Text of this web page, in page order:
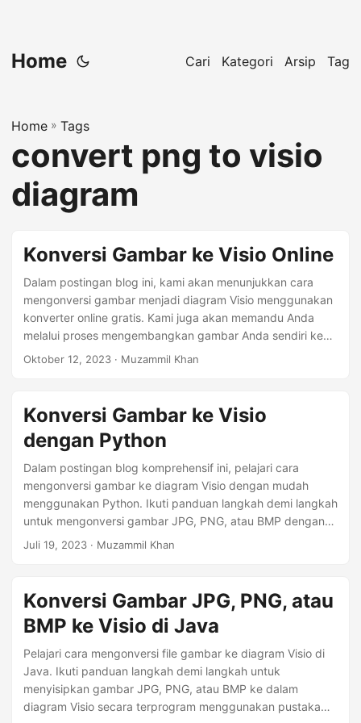
Home Cari Kategori Arsip Tag
Home » Tags
convert png to visio
diagram
Konversi Gambar ke Visio Online
Dalam postingan blog ini, kami akan menunjukkan cara
mengonversi gambar menjadi diagram Visio menggunakan
konverter online gratis. Kami juga akan memandu Anda
melalui proses mengembangkan gambar Anda sendiri ke
konverter Visio secara terprogram.
Oktober 12, 2023 · Muzammil Khan
Konversi Gambar ke Visio
dengan Python
Dalam postingan blog komprehensif ini, pelajari cara
mengonversi gambar ke diagram Visio dengan mudah
menggunakan Python. Ikuti panduan langkah demi langkah
untuk mengonversi gambar JPG, PNG, atau BMP dengan
mudah ke dalam diagram Visio secara terprogram
Juli 19, 2023 · Muzammil Khan
Konversi Gambar JPG, PNG, atau
BMP ke Visio di Java
Pelajari cara mengonversi file gambar ke diagram Visio di
Java. Ikuti panduan langkah demi langkah untuk
menyisipkan gambar JPG, PNG, atau BMP ke dalam
diagram Visio secara terprogram menggunakan pustaka